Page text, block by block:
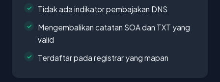
Tidak ada indikator pembajakan DNS
Mengembalikan catatan SOA dan TXT yang
valid
Terdaftar pada registrar yang mapan